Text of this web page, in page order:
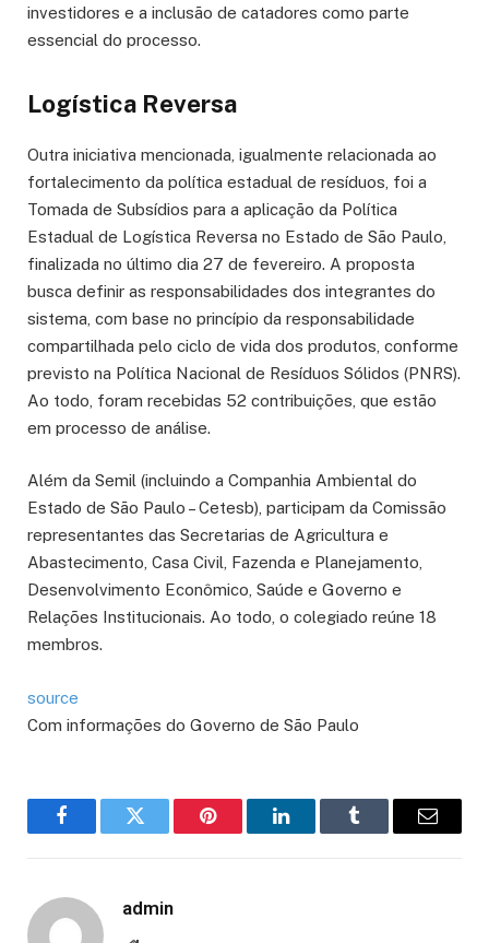
investidores e a inclusão de catadores como parte
essencial do processo.
Logística Reversa
Outra iniciativa mencionada, igualmente relacionada ao
fortalecimento da política estadual de resíduos, foi a
Tomada de Subsídios para a aplicação da Política
Estadual de Logística Reversa no Estado de São Paulo,
finalizada no último dia 27 de fevereiro. A proposta
busca definir as responsabilidades dos integrantes do
sistema, com base no princípio da responsabilidade
compartilhada pelo ciclo de vida dos produtos, conforme
previsto na Política Nacional de Resíduos Sólidos (PNRS).
Ao todo, foram recebidas 52 contribuições, que estão
em processo de análise.
Além da Semil (incluindo a Companhia Ambiental do
Estado de São Paulo – Cetesb), participam da Comissão
representantes das Secretarias de Agricultura e
Abastecimento, Casa Civil, Fazenda e Planejamento,
Desenvolvimento Econômico, Saúde e Governo e
Relações Institucionais. Ao todo, o colegiado reúne 18
membros.
source
Com informações do Governo de São Paulo
FacebookTwitter Pinterest LinkedInTumblr Email
admin